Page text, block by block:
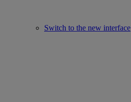
Switch to the new interface